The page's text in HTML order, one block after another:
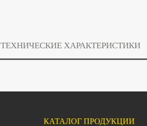
ТЕХНИЧЕСКИЕ ХАРАКТЕРИСТИКИ
КАТАЛОГ ПРОДУКЦИИ